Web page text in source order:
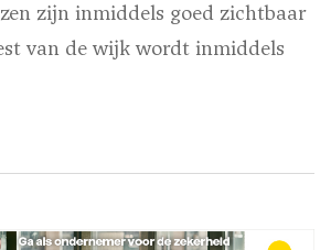
zijn inmiddels goed zichtbaar
van de wijk wordt inmiddels